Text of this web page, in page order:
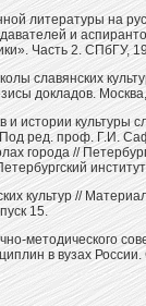
литературы на
и
Часть 2. СПбГУ,
славянских
докладов.
и истории культуры
ред. проф. Г.И.
города //
культур //
15.
методического
в вузах